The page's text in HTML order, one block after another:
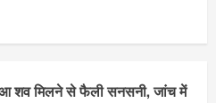
शव मिलने से फैली सनसनी, जांच में